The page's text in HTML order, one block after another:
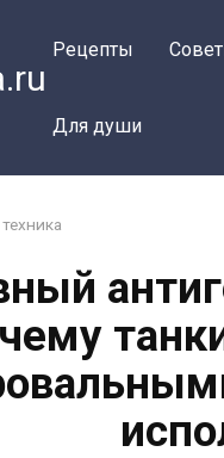
Рецепты
Для души